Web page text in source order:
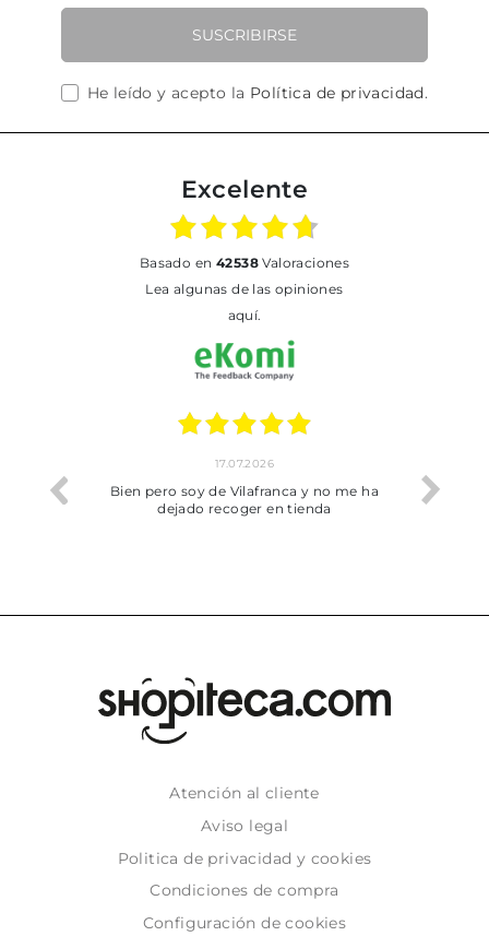
SUSCRIBIRSE
He leído y acepto la Política de privacidad.
Excelente
basado en 42538Valoraciones
Lea algunas de las opiniones
aquí.
trobat
17.07.2026
Bien pero soy de Vilafranca y no me ha
dejado recoger en tienda
Atención al cliente
Aviso legal
Politica de privacidad y cookies
Condiciones de compra
Configuración de cookies